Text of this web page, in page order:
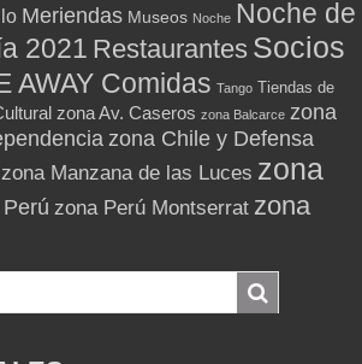
Meriendas Museos Noche Noche de
2021 Restaurantes Socios
AWAY Comidas Tango Tiendas de
zona Av. Caseros zona Balcarce zona
zona Chile y Defensa
zona Manzana de las Luces zona
zona Perú Montserrat zona